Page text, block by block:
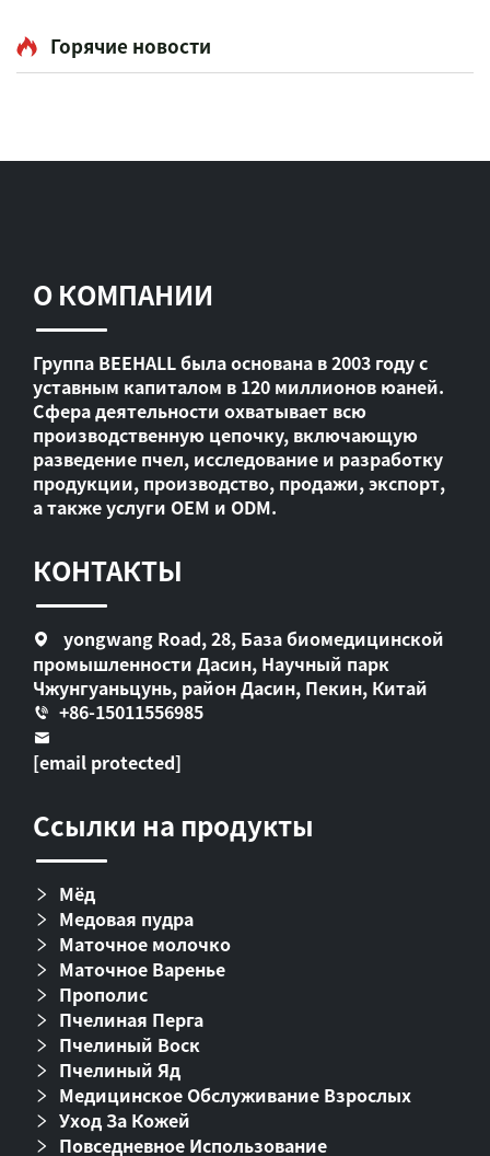
Горячие новости
О КОМПАНИИ
Группа BEEHALL была основана в 2003 году с
уставным капиталом в 120 миллионов юаней.
Сфера деятельности охватывает всю
производственную цепочку, включающую
разведение пчел, исследование и разработку
продукции, производство, продажи, экспорт,
а также услуги OEM и ODM.
КОНТАКТЫ
yongwang Road, 28, База биомедицинской
промышленности Дасин, Научный парк
Чжунгуаньцунь, район Дасин, Пекин, Китай
+86-15011556985
[email protected]
Ссылки на продукты
Мёд
Медовая пудра
Маточное молочко
Маточное Варенье
Прополис
Пчелиная Перга
Пчелиный Воск
Пчелиный Яд
Медицинское Обслуживание Взрослых
Уход За Кожей
Повседневное Использование